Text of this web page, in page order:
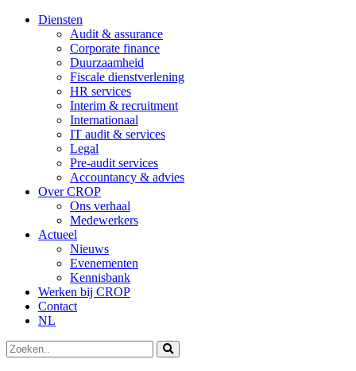
Diensten
Audit & assurance
Corporate finance
Duurzaamheid
Fiscale dienstverlening
HR services
Interim & recruitment
Internationaal
IT audit & services
Legal
Pre-audit services
Accountancy & advies
Over CROP
Ons verhaal
Medewerkers
Actueel
Nieuws
Evenementen
Kennisbank
Werken bij CROP
Contact
NL
Zoek
naar: